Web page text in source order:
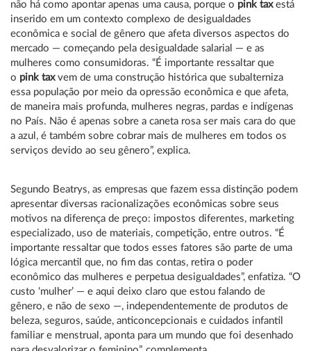
não há como apontar apenas uma causa, porque o pink taxestá
inserido em um contexto complexo de desigualdades
econômica e social de gênero que afeta diversos aspectos do
mercado — começando pela desigualdade salarial — e as
mulheres como consumidoras. “É importante ressaltar que
o pink taxvem de uma construção histórica que subalterniza
essa população por meio da opressão econômica e que afeta,
de maneira mais profunda, mulheres negras, pardas e indígenas
no País. Não é apenas sobre a caneta rosa ser mais cara do que
a azul, é também sobre cobrar mais de mulheres em todos os
serviços devido ao seu gênero”, explica.
Segundo Beatrys, as empresas que fazem essa distinção podem
apresentar diversas racionalizações econômicas sobre seus
motivos na diferença de preço: impostos diferentes, marketing
especializado, uso de materiais, competição, entre outros. “É
importante ressaltar que todos esses fatores são parte de uma
lógica mercantil que, no fim das contas, retira o poder
econômico das mulheres e perpetua desigualdades”, enfatiza. “O
custo ‘mulher’ — e aqui deixo claro que estou falando de
gênero, e não de sexo —, independentemente de produtos de
beleza, seguros, saúde, anticoncepcionais e cuidados infantil
familiar e menstrual, aponta para um mundo que foi desenhado